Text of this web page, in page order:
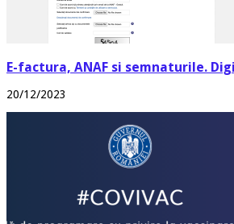
E-factura, ANAF si semnaturile.
20/12/2023